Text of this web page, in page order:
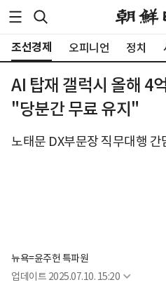
조선경제 오피니언 정치
AI 탑재 갤럭시 올해 4
"당분간 무료 유지"
노태문 DX부문장 직무대행 간
뉴욕=윤주헌 특파원
업데이트 2025.07.10. 15:20